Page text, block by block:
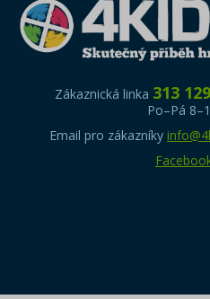
Zákaznická linka 313
Po–Pá
Email pro zákazníky